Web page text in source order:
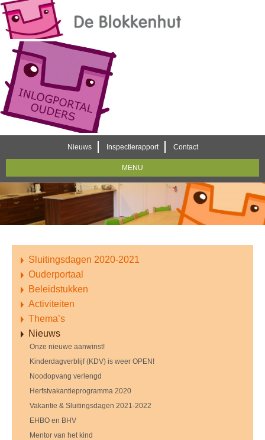
Nieuws Inspectierapport Contact
MENU
Sluitingsdagen 2020-2021
Ouderportaal
Beleidstukken
Activiteiten
Thema’s
Nieuws
Onze nieuwe aanwinst!
Kinderdagverblijf (KDV) is weer OPEN!
Noodopvang verlengd
Herfstvakantieprogramma 2020
Vakantie & Sluitingsdagen 2021-2022
EHBO en BHV
Mentor van het kind